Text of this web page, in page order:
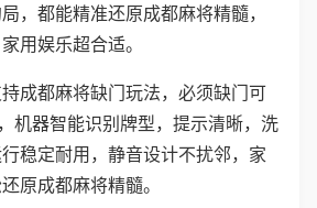
，都能精准还原成都麻将精髓，
用娱乐超合适。
成都麻将缺门玩法，必须缺门可
机器智能识别牌型，提示清晰，洗
稳定耐用，静音设计不扰邻，家
原成都麻将精髓。